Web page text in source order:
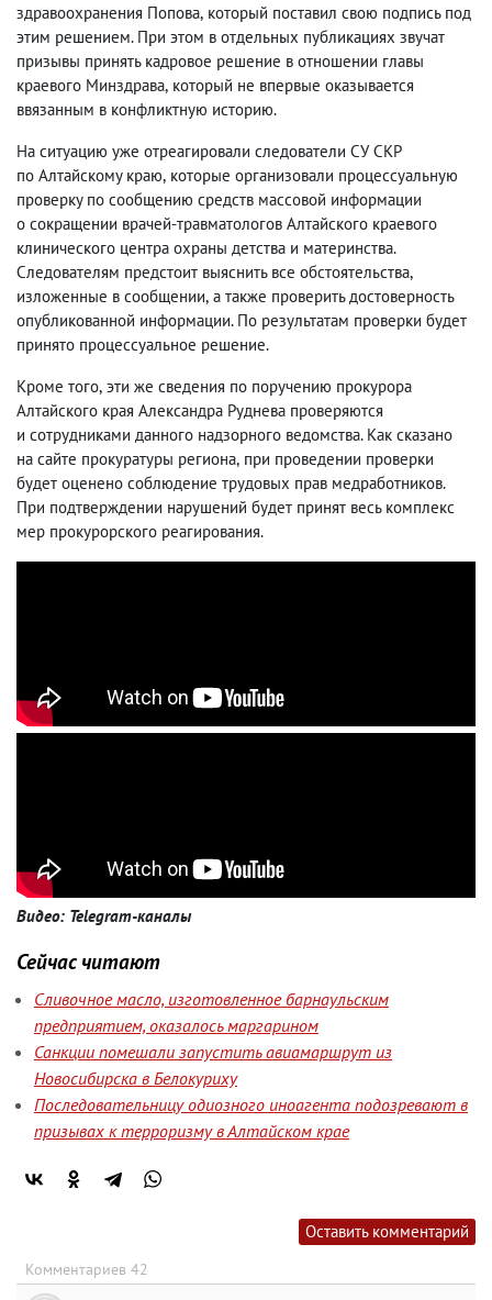
здравоохранения Попова, который поставил свою подпись под
этим решением. При этом в отдельных публикациях звучат
призывы принять кадровое решение в отношении главы
краевого Минздрава, который не впервые оказывается
ввязанным в конфликтную историю.
На ситуацию уже отреагировали следователи СУ СКР
по Алтайскому краю, которые организовали процессуальную
проверку по сообщению средств массовой информации
о сокращении врачей-травматологов Алтайского краевого
клинического центра охраны детства и материнства.
Следователям предстоит выяснить все обстоятельства,
изложенные в сообщении, а также проверить достоверность
опубликованной информации. По результатам проверки будет
принято процессуальное решение.
Кроме того, эти же сведения по поручению прокурора
Алтайского края Александра Руднева проверяются
и сотрудниками данного надзорного ведомства. Как сказано
на сайте прокуратуры региона, при проведении проверки
будет оценено соблюдение трудовых прав медработников.
При подтверждении нарушений будет принят весь комплекс
мер прокурорского реагирования.
Видео: Telegram-каналы
Сейчас читают
Сливочное масло, изготовленное барнаульским
предприятием, оказалось маргарином
Санкции помешали запустить авиамаршрут из
Новосибирска в Белокуриху
Последовательницу одиозного иноагента подозревают в
призывах к терроризму в Алтайском крае
Оставить комментарий
Комментариев 42